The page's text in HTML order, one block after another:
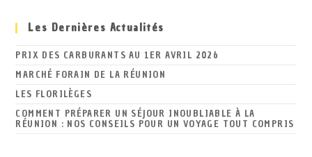
Les Dernières Actualités
PRIX DES CARBURANTS AU 1ER AVRIL 2026
MARCHÉ FORAIN DE LA RÉUNION
LES FLORILÈGES
COMMENT PRÉPARER UN SÉJOUR INOUBLIABLE À LA
RÉUNION : NOS CONSEILS POUR UN VOYAGE TOUT COMPRIS